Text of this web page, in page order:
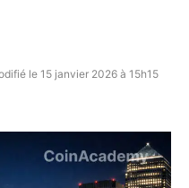
le 15 janvier 2026 à 15h15